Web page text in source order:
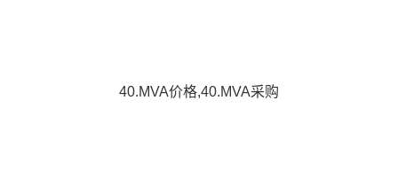
40.MVA价格,40.MVA采购